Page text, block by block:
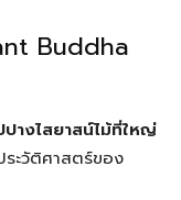
Buddha
างไสยาสน์ไม้ที่ใหญ่
ะวัติศาสตร์ของ